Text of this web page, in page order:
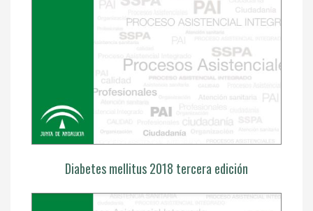
Diabetes mellitus 2018 tercera edición